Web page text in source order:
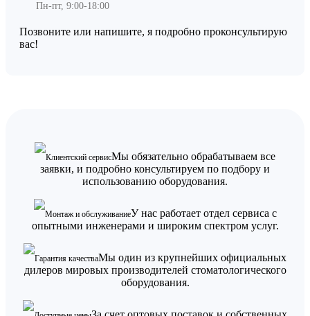
Пн-пт, 9:00-18:00
Позвоните или напишите, я подробно проконсультирую
вас!
Клиентский сервисМы обязательно обрабатываем все
заявки, и подробно консультируем по подбору и
использованию оборудования.
Монтаж и обслуживаниеУ нас работает отдел сервиса с
опытными инженерами и широким спектром услуг.
Гарантия качестваМы один из крупнейших официальных
дилеров мировых производителей стоматологического
оборудования.